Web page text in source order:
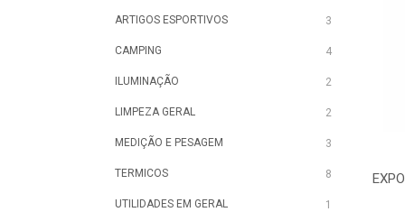
ARTIGOS ESPORTIVOS 3
CAMPING 4
ILUMINAÇÃO 2
LIMPEZA GERAL 2
MEDIÇÃO E PESAGEM 3
TERMICOS 8
UTILIDADES EM GERAL 1